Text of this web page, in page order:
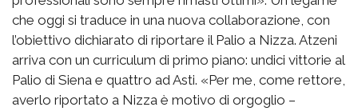
che oggi si traduce in una nuova collaborazione, con
l’obiettivo dichiarato di riportare il Palio a Nizza. Atzeni
arriva con un curriculum di primo piano: undici vittorie al
Palio di Siena e quattro ad Asti. «Per me, come rettore,
averlo riportato a Nizza è motivo di orgoglio –